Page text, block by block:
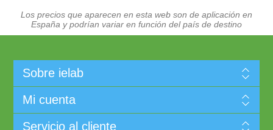
Los precios que aparecen en esta web son de aplicación en
España y podrían variar en función del país de destino
Sobre ielab
Mi cuenta
Servicio al cliente